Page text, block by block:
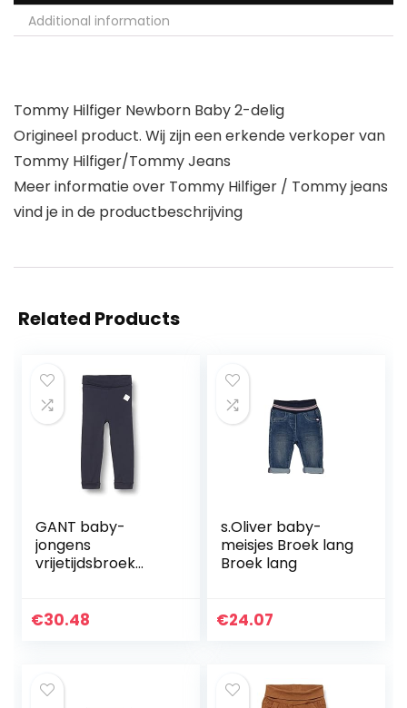
Additional information
Tommy Hilfiger Newborn Baby 2-delig
Origineel product. Wij zijn een erkende verkoper van
Tommy Hilfiger/Tommy Jeans
Meer informatie over Tommy Hilfiger / Tommy jeans
vind je in de productbeschrijving
Related Products
GANT baby-
jongens
vrijetijdsbroek
€30.48
s.Oliver baby-
meisjes Broek lang
Broek lang
€24.07